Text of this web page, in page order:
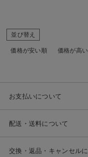
並び替え
価格が安い順 価格が高
お支払いについて
配送・送料について
交換・返品・キャンセル